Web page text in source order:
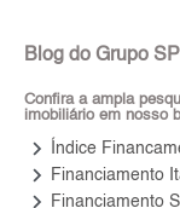
Blog do Grupo
Confira a ampla
imobiliário em nosso
keyboard_arrow_right Índice
keyboard_arrow_right Financiamento
keyboard_arrow_right Financiamento